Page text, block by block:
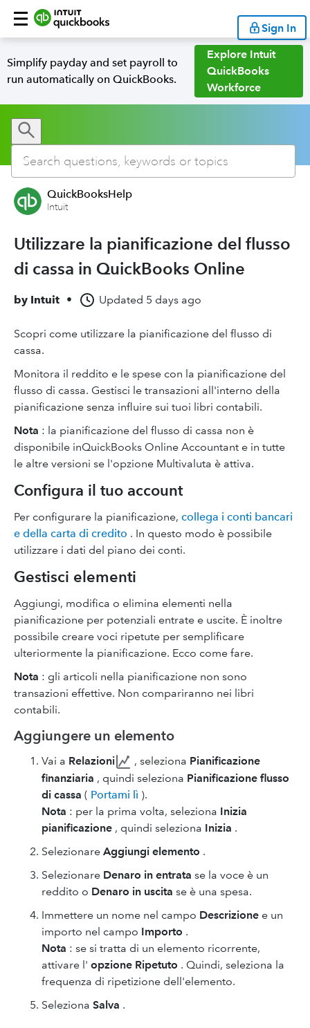
Sign In
Simplify payday and set payroll to
run automatically on QuickBooks.
Explore Intuit
QuickBooks
Workforce
QuickBooksHelp
Intuit
Utilizzare la pianificazione del flusso
di cassa in QuickBooks Online
by Intuit • Updated 5 days ago
Scopri come utilizzare la pianificazione del flusso di
cassa.
Monitora il reddito e le spese con la pianificazione del
flusso di cassa. Gestisci le transazioni all'interno della
pianificazione senza influire sui tuoi libri contabili.
Nota : la pianificazione del flusso di cassa non è
disponibile inQuickBooks Online Accountant e in tutte
le altre versioni se l'opzione Multivaluta è attiva.
Configura il tuo account
Per configurare la pianificazione, collega i conti bancari
e della carta di credito . In questo modo è possibile
utilizzare i dati del piano dei conti.
Gestisci elementi
Aggiungi, modifica o elimina elementi nella
pianificazione per potenziali entrate e uscite. È inoltre
possibile creare voci ripetute per semplificare
ulteriormente la pianificazione. Ecco come fare.
Nota : gli articoli nella pianificazione non sono
transazioni effettive. Non compariranno nei libri
contabili.
Aggiungere un elemento
Vai a Relazioni , seleziona Pianificazione
finanziaria , quindi seleziona Pianificazione flusso
di cassa ( Portami lì ).
Nota : per la prima volta, seleziona Inizia
pianificazione , quindi seleziona Inizia .
Selezionare Aggiungi elemento .
Selezionare Denaro in entrata se la voce è un
reddito o Denaro in uscita se è una spesa.
Immettere un nome nel campo Descrizione e un
importo nel campo Importo .
Nota : se si tratta di un elemento ricorrente,
attivare l' opzione Ripetuto . Quindi, seleziona la
frequenza di ripetizione dell'elemento.
Seleziona Salva .